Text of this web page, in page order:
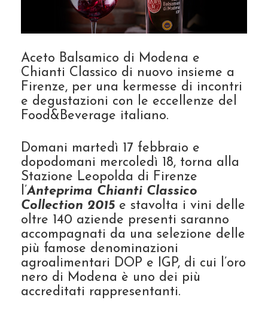
Aceto Balsamico di Modena e
Chianti Classico di nuovo insieme a
Firenze, per una kermesse di incontri
e degustazioni con le eccellenze del
Food&Beverage italiano.
Domani martedì 17 febbraio e
dopodomani mercoledì 18, torna alla
Stazione Leopolda di Firenze
l’Anteprima Chianti Classico
Collection 2015 e stavolta i vini delle
oltre 140 aziende presenti saranno
accompagnati da una selezione delle
più famose denominazioni
agroalimentari DOP e IGP, di cui l’oro
nero di Modena è uno dei più
accreditati rappresentanti.